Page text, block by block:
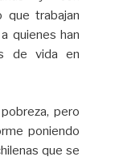
que trabajan
quienes han
de vida en
pero
poniendo
que se